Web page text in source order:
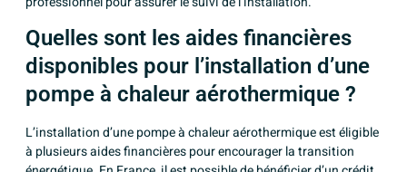
Quelles sont les aides financières
disponibles pour l’installation d’une
pompe à chaleur aérothermique ?
L’installation d’une pompe à chaleur aérothermique est éligible
à plusieurs aides financières pour encourager la transition